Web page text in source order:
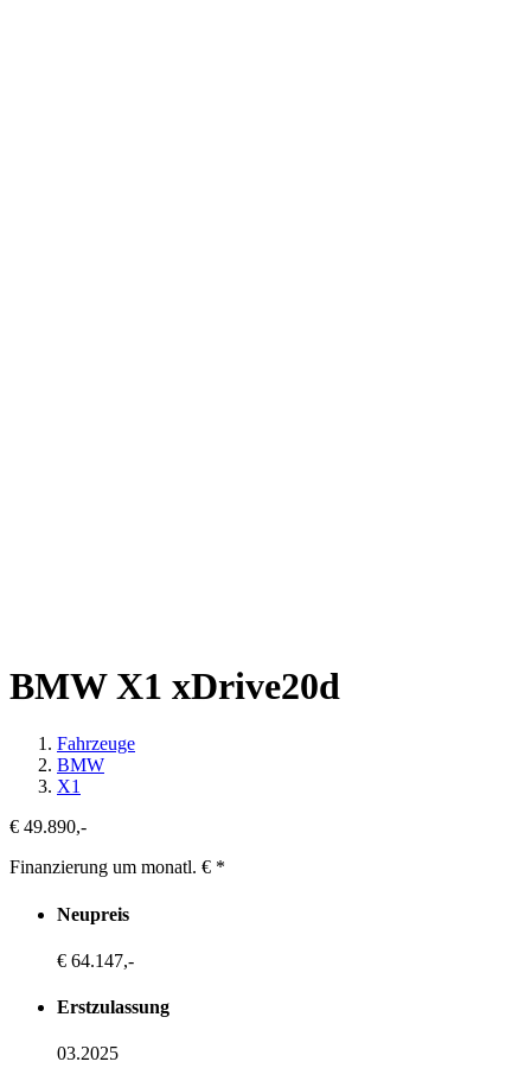
BMW X1 xDrive20d
Fahrzeuge
BMW
X1
€ 49.890,-
Finanzierung um monatl. € *
Neupreis
€ 64.147,-
Erstzulassung
03.2025